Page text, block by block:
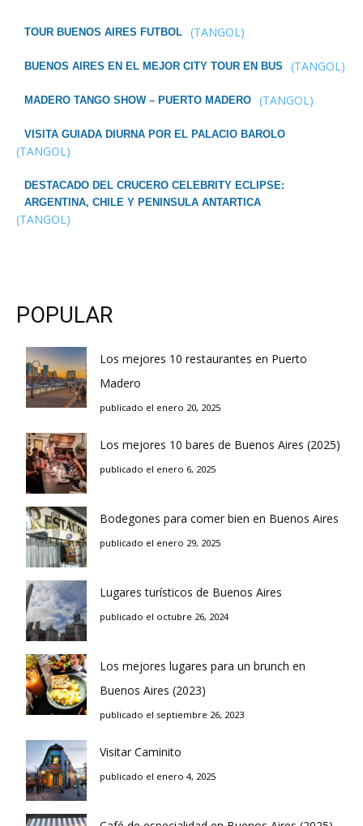
TOUR BUENOS AIRES FUTBOL (TANGOL)
BUENOS AIRES EN EL MEJOR CITY TOUR EN BUS (TANGOL)
MADERO TANGO SHOW – PUERTO MADERO (TANGOL)
VISITA GUIADA DIURNA POR EL PALACIO BAROLO
(TANGOL)
DESTACADO DEL CRUCERO CELEBRITY ECLIPSE:
ARGENTINA, CHILE Y PENINSULA ANTARTICA
(TANGOL)
POPULAR
Los mejores 10 restaurantes en Puerto
Madero
publicado el enero 20, 2025
Los mejores 10 bares de Buenos Aires (2025)
publicado el enero 6, 2025
Bodegones para comer bien en Buenos Aires
publicado el enero 29, 2025
Lugares turísticos de Buenos Aires
publicado el octubre 26, 2024
Los mejores lugares para un brunch en
Buenos Aires (2023)
publicado el septiembre 26, 2023
Visitar Caminito
publicado el enero 4, 2025